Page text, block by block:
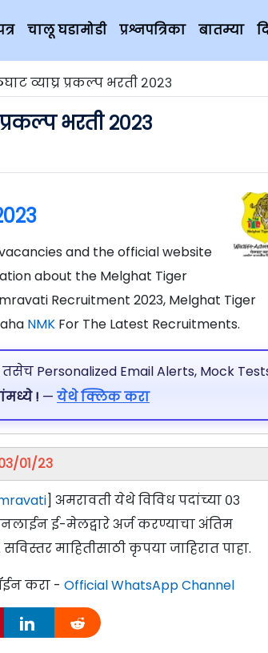
चालू घडामोडी प्रश्नपत्रिका बातम्या
व्याघ्र प्रकल्प भरती २०२३
भरती २०२३
and the official website
about the Melghat Tiger
Recruitment 2023, Melghat Tiger
NMK For The Latest Recruitments.
Personalized Email Alerts, Mock
! — येथे क्लिक करा
०१/२३
] अमरावती येथे विविध पदांच्या ०३
ई-मेलद्वारे अर्ज करण्याचा अंतिम
माहितीसाठी कृपया जाहिरात पाहा.
करा - Official WhatsApp Channel